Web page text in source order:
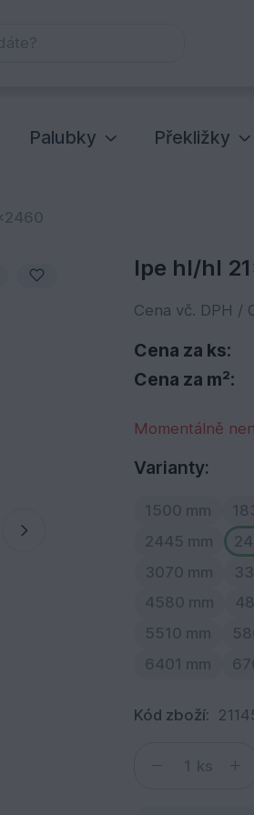
Palubky Překližky
Ipe hl/hl
Cena vč. DPH /
Cena za ks:
Cena za m²:
Momentálně
Varianty:
1500 mm
2445 mm
3070 mm
4580 mm
5510 mm
6401 mm
Kód zboží:
ks